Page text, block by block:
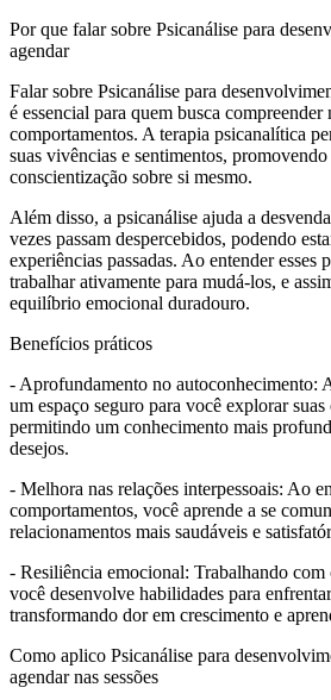
Por que falar sobre Psicanálise para
agendar
Falar sobre Psicanálise para
é essencial para quem busca compreender
comportamentos. A terapia psicanalítica
suas vivências e sentimentos,
conscientização sobre si mesmo.
Além disso, a psicanálise ajuda a
vezes passam despercebidos, podendo
experiências passadas. Ao entender esses
trabalhar ativamente para mudá-los, e
equilíbrio emocional duradouro.
Benefícios práticos
- Aprofundamento no autoconhecimento:
um espaço seguro para você explorar suas
permitindo um conhecimento mais
desejos.
- Melhora nas relações interpessoais: Ao
comportamentos, você aprende a se
relacionamentos mais saudáveis e
- Resiliência emocional: Trabalhando com
você desenvolve habilidades para
transformando dor em crescimento e
Como aplico Psicanálise para
agendar nas sessões